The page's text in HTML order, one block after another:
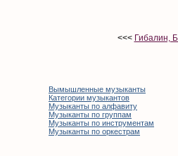
<<< Гибалин,
Вымышленные музыканты
Категории музыкантов
Музыканты по алфавиту
Музыканты по группам
Музыканты по инструментам
Музыканты по оркестрам